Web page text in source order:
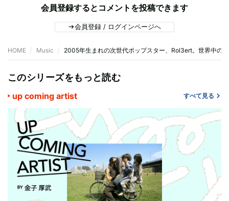
会員登録するとコメントを投稿できます
会員登録 / ログインページへ
HOME Music 2005年生まれの次世代ポップスター、Rol3ert。世界中の
このシリーズをもっと読む
up coming artist すべて見る